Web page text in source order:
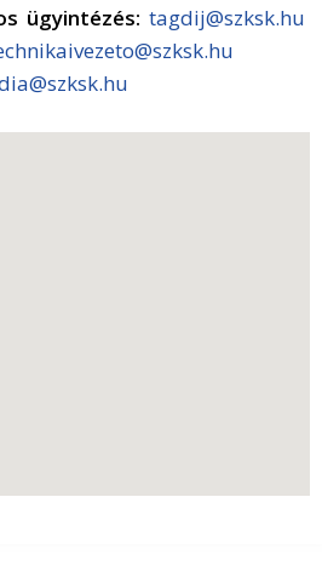
ügyintézés: tagdij@szksk.hu